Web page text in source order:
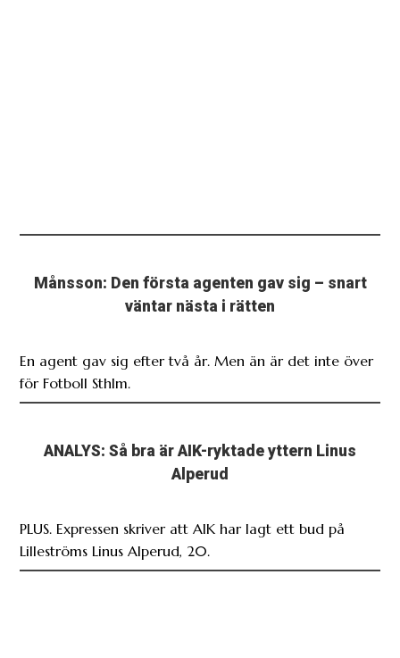
Månsson: Den första agenten gav sig – snart
väntar nästa i rätten
En agent gav sig efter två år. Men än är det inte över
för Fotboll Sthlm.
ANALYS: Så bra är AIK-ryktade yttern Linus
Alperud
PLUS. Expressen skriver att AIK har lagt ett bud på
Lilleströms Linus Alperud, 20.